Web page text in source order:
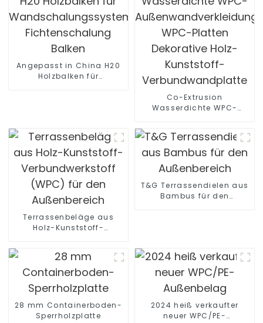
Angepasst in China H20
Holzbalken für
Co-Extrusion
Wasserdichte WPC-
WPC-Platten Dekorative
Holz-Kunststoff-
Verbundwandplatte
Terrassenbeläge aus
Holz-Kunststoff-
T&G Terrassendielen aus
Bambus für den
28 mm Containerboden-
Sperrholzplatte
2024 heiß verkaufter
neuer WPC/PE-